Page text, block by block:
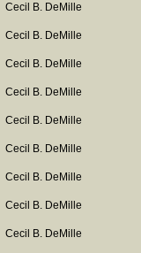
Cecil B. DeMille
Cecil B. DeMille
Cecil B. DeMille
Cecil B. DeMille
Cecil B. DeMille
Cecil B. DeMille
Cecil B. DeMille
Cecil B. DeMille
Cecil B. DeMille